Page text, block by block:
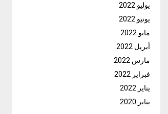
يوليو 2022
يونيو 2022
مايو 2022
أبريل 2022
مارس 2022
فبراير 2022
يناير 2022
يناير 2020